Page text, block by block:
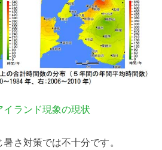
イランド現象の現状
さ対策では不十分です。